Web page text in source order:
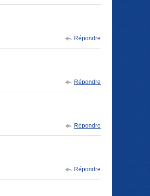
Répondre
Répondre
Répondre
Répondre